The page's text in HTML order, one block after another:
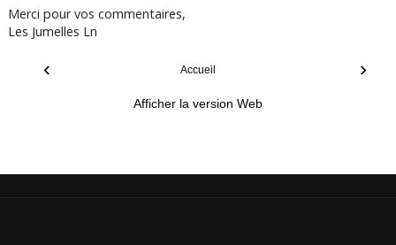
Merci pour vos commentaires,
Les Jumelles Ln
‹ ›
Accueil
Afficher la version Web